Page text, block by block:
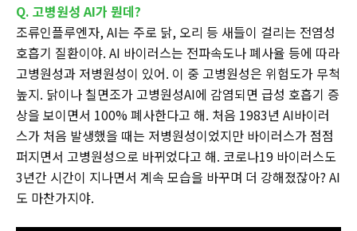
Q. 고병원성 AI가 뭔데?
조류인플루엔자, AI는 주로 닭, 오리 등 새들이 걸리는 전염성
호흡기 질환이야. AI 바이러스는 전파속도나 폐사율 등에 따라
고병원성과 저병원성이 있어. 이 중 고병원성은 위험도가 무척
높지. 닭이나 칠면조가 고병원성AI에 감염되면 급성 호흡기 증
상을 보이면서 100% 폐사한다고 해. 처음 1983년 AI바이러
스가 처음 발생했을 때는 저병원성이었지만 바이러스가 점점
퍼지면서 고병원성으로 바뀌었다고 해. 코로나19 바이러스도
3년간 시간이 지나면서 계속 모습을 바꾸며 더 강해졌잖아? AI
도 마찬가지야.